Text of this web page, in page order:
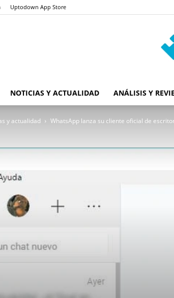
Uptodown App Store
NOTICIAS Y ACTUALIDAD ANÁLISIS Y
y actualidad WhatsApp lanza su cliente oficial de